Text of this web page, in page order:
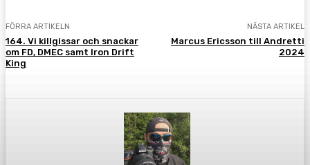
FÖRRA ARTIKELN
164. Vi killgissar och snackar
om FD, DMEC samt Iron Drift
King
NÄSTA ARTIKEL
Marcus Ericsson till Andretti
2024